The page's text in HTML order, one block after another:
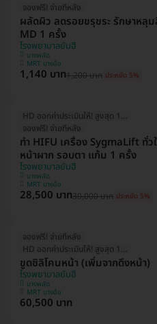
จองฟรี! จ่ายทีหลัง
ผลัดผิว ลดรอยขรุขระ รักษาหลุ
MD 1 ครั้ง
โรงพยาบาลยันฮี
บางพลัด
MRT บางอ้อ
1,140 บาท1,200 บาท ประหยัด 5%
HD ออกค่าประเมินให้! สูงสุด 1000 บ.
จองฟรี! จ่ายทีหลัง
ทำ HIFU เครื่อง SygmaLift ทั่ว
หน้าผาก รอบตา แก้ม 1 ครั้ง
โรงพยาบาลยันฮี
บางพลัด
MRT บางอ้อ
28,500 บาท30,000 บาท ประหยัด 5%
จองฟรี! จ่ายทีหลัง
HD ออกค่าประเมินให้! สูงสุด 1500 บ.
ขูดซิลิโคนหน้า (เพิ่มจากดึงหน้า)
โรงพยาบาลยันฮี
บางพลัด
MRT บางอ้อ
60,500 บาท